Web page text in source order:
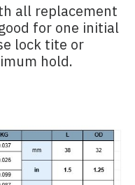
all replacement
for one initial
lock tite or
hold.